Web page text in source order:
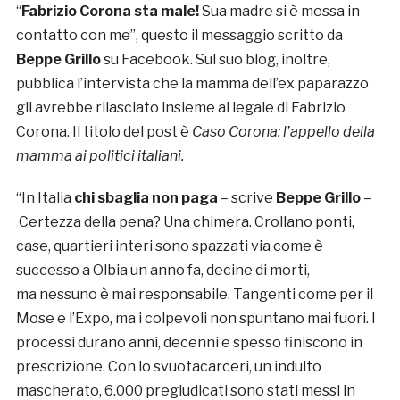
“Fabrizio Corona sta male!Sua madre si è messa in
contatto con me”, questo il messaggio scritto da
Beppe Grillosu Facebook. Sul suo blog, inoltre,
pubblica l’intervista che la mamma dell’ex paparazzo
gli avrebbe rilasciato insieme al legale di Fabrizio
Corona. Il titolo del post è Caso Corona: l’appello della
mamma ai politici italiani.
“In Italia chi sbaglia non paga – scrive Beppe Grillo–
Certezza della pena? Una chimera. Crollano ponti,
case, quartieri interi sono spazzati via come è
successo a Olbia un anno fa, decine di morti,
ma nessuno è mai responsabile. Tangenti come per il
Mose e l’Expo, ma i colpevoli non spuntano mai fuori. I
processi durano anni, decenni e spesso finiscono in
prescrizione. Con lo svuotacarceri, un indulto
mascherato, 6.000 pregiudicati sono stati messi in